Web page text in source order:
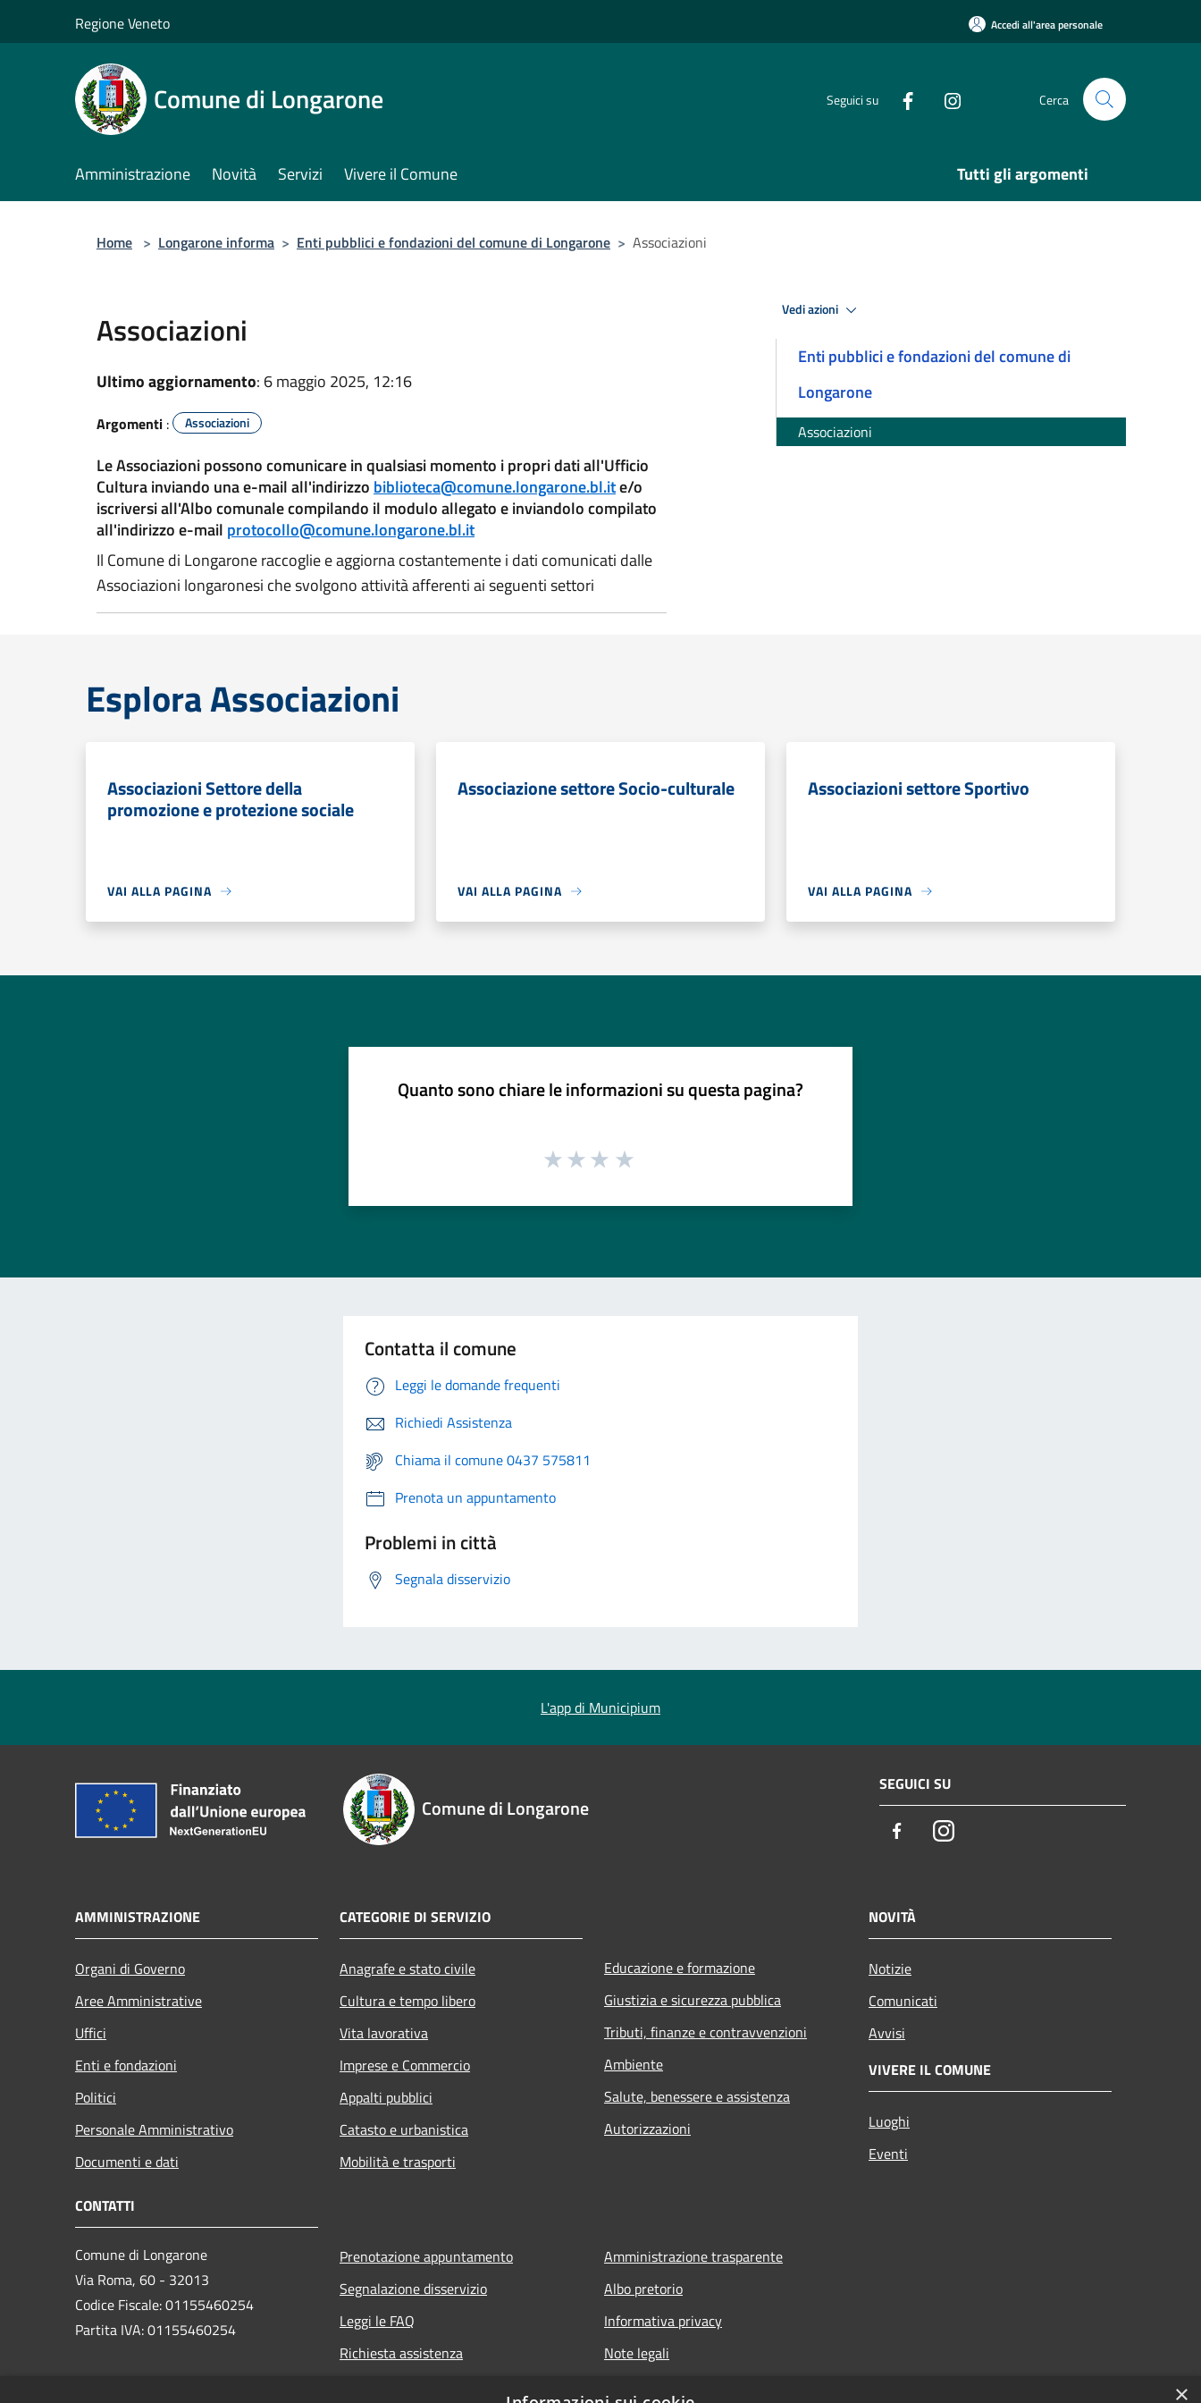
Regione Veneto Accedi all'area personale
Comune di Longarone Seguici su Cerca
Amministrazione Novità Servizi Vivere il Comune Tutti gli argomenti
Home > Longarone informa > Enti pubblici e fondazioni del comune di Longarone > Associazioni
Associazioni
Ultimo aggiornamento: 6 maggio 2025, 12:16
Argomenti : Associazioni
Le Associazioni possono comunicare in qualsiasi momento i propri dati all'Ufficio
Cultura inviando una e-mail all'indirizzo biblioteca@comune.longarone.bl.ite/o
iscriversi all'Albo comunale compilando il modulo allegato e inviandolo compilato
all'indirizzo e-mail protocollo@comune.longarone.bl.it
Il Comune di Longarone raccoglie e aggiorna costantemente i dati comunicati dalle
Associazioni longaronesi che svolgono attività afferenti ai seguenti settori
Vedi azioni
Enti pubblici e fondazioni del comune di
Longarone
Associazioni
Esplora Associazioni
Associazioni Settore della
promozione e protezione sociale
VAI ALLA PAGINA
Associazione settore Socio-culturale
VAI ALLA PAGINA
Associazioni settore Sportivo
VAI ALLA PAGINA
Quanto sono chiare le informazioni su questa pagina?
Contatta il comune
Leggi le domande frequenti
Richiedi Assistenza
Chiama il comune 0437 575811
Prenota un appuntamento
Problemi in città
Segnala disservizio
L'app di Municipium
Comune di Longarone
SEGUICI SU
FacebookInstagram
AMMINISTRAZIONE
Organi di Governo
Aree Amministrative
Uffici
Enti e fondazioni
Politici
Personale Amministrativo
Documenti e dati
CATEGORIE DI SERVIZIO
Anagrafe e stato civile
Cultura e tempo libero
Vita lavorativa
Imprese e Commercio
Appalti pubblici
Catasto e urbanistica
Mobilità e trasporti
Educazione e formazione
Giustizia e sicurezza pubblica
Tributi, finanze e contravvenzioni
Ambiente
Salute, benessere e assistenza
Autorizzazioni
NOVITÀ
Notizie
Comunicati
Avvisi
VIVERE IL COMUNE
Luoghi
Eventi
CONTATTI
Comune di Longarone
Via Roma, 60 - 32013
Codice Fiscale: 01155460254
Partita IVA: 01155460254
Prenotazione appuntamento
Segnalazione disservizio
Leggi le FAQ
Richiesta assistenza
Amministrazione trasparente
Albo pretorio
Informativa privacy
Note legali
×